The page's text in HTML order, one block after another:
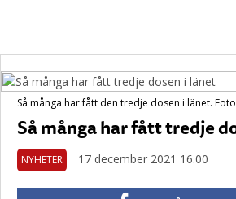
Så många har fått den tredje dosen i länet.
Så många har fått tredje
NYHETER 17 december 2021 16.00